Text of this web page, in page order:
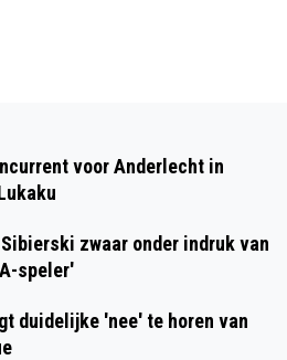
voor Anderlecht in
zwaar onder indruk van
speler'
duidelijke 'nee' te horen van